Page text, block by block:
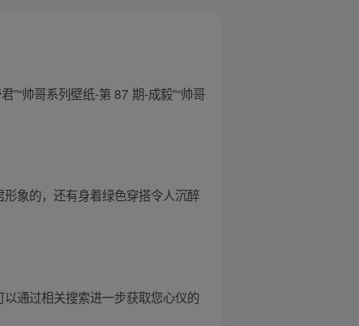
帅哥系列壁纸-第 87 期-成毅”“帅哥
象的，还有身着绿色穿搭令人沉醉
通过相关搜索进一步获取您心仪的